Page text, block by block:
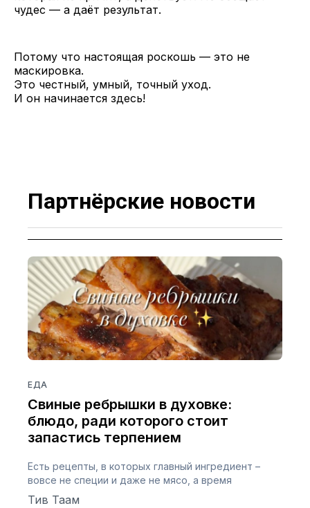
чудес — а даёт результат.
Потому что настоящая роскошь — это не
маскировка.
Это честный, умный, точный уход.
И он начинается здесь!
Партнёрские новости
ЕДА
Свиные ребрышки в духовке:
блюдо, ради которого стоит
запастись терпением
Есть рецепты, в которых главный ингредиент –
вовсе не специи и даже не мясо, а время
Тив Таам